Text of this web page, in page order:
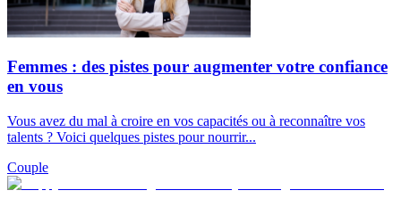
Femmes : des pistes pour augmenter votre confiance
en vous
Vous avez du mal à croire en vos capacités ou à reconnaître vos
talents ? Voici quelques pistes pour nourrir...
Couple